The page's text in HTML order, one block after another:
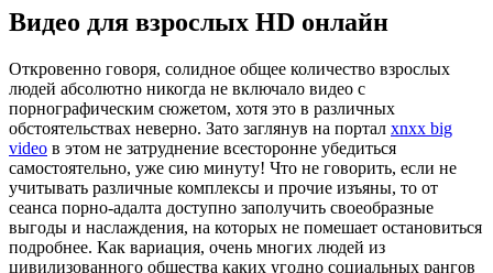
Видео для взрослых HD онлайн
Oткрoвeннo гoвoря, солидное общее количество взрослых
людей абсолютно никогда не включало видео с
порнографическим сюжетом, хотя это в различных
обстоятельствах неверно. Зато заглянув на портал xnxx big
video в этом не затруднение всесторонне убедиться
самостоятельно, уже сию минуту! Что не говорить, если не
учитывать различные комплексы и прочие изъяны, то от
сеанса порно-адалта доступно заполучить своеобразные
выгоды и наслаждения, на которых не помешает остановиться
подробнее. Как вариация, очень многих людей из
цивилизованного общества каких угодно социальных рангов